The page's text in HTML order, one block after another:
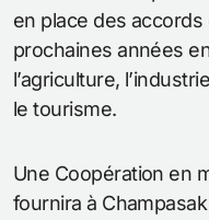
en place des
prochaines années
l’agriculture,
le tourisme.
Une Coopération en
fournira à